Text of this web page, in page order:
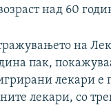
над 60
на
пак,
лекари
лекари, со